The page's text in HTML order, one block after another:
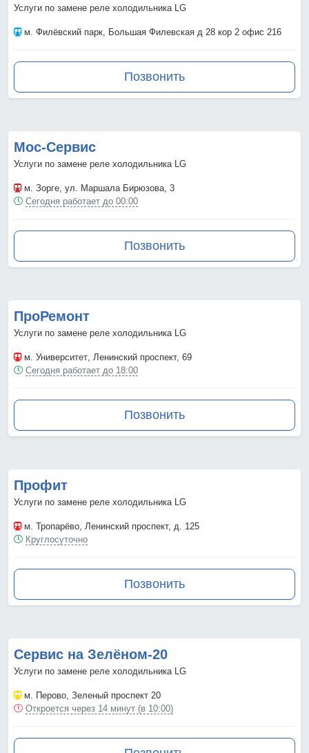
Услуги по замене реле холодильника LG
м. Филёвский парк, Большая Филевская д 28 кор 2 офис 216
Позвонить
Мос-Сервис
Услуги по замене реле холодильника LG
м. Зорге, ул. Маршала Бирюзова, 3
Сегодня работает до 00:00
Позвонить
ПроРемонт
Услуги по замене реле холодильника LG
м. Университет, Ленинский проспект, 69
Сегодня работает до 18:00
Позвонить
Профит
Услуги по замене реле холодильника LG
м. Тропарёво, Ленинский проспект, д. 125
Круглосуточно
Позвонить
Сервис на Зелёном-20
Услуги по замене реле холодильника LG
м. Перово, Зеленый проспект 20
Откроется через 14 минут (в 10:00)